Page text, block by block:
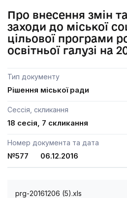
Про внесення змін
заходи до міської
цільової програми
освітньої галузі на
Тип документу
Рішення міської ради
Сессія, скликання
18 сесія, 7 скликання
Номер документа та дата
№577 06.12.2016
prg-20161206 (5).xls